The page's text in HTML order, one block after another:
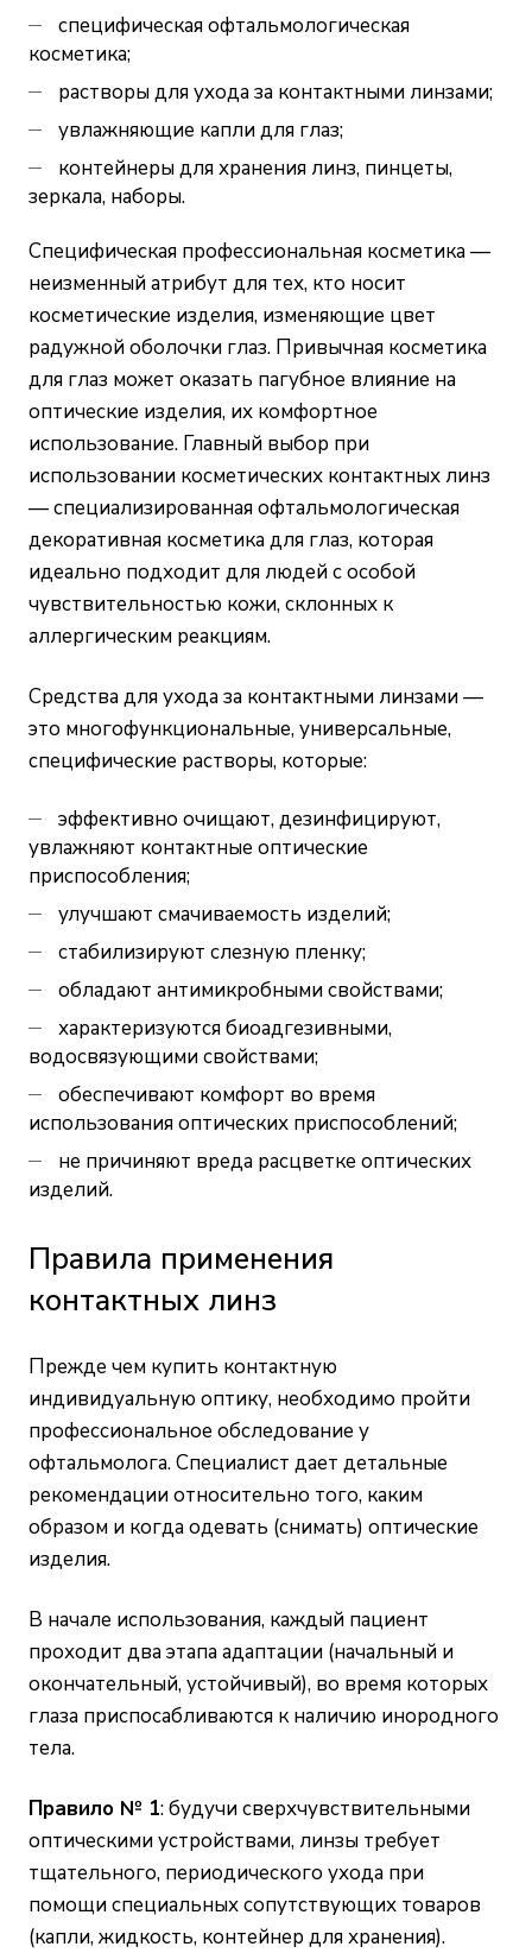
специфическая офтальмологическая
косметика;
растворы для ухода за контактными линзами;
увлажняющие капли для глаз;
контейнеры для хранения линз, пинцеты,
зеркала, наборы.
Специфическая профессиональная косметика —
неизменный атрибут для тех, кто носит
косметические изделия, изменяющие цвет
радужной оболочки глаз. Привычная косметика
для глаз может оказать пагубное влияние на
оптические изделия, их комфортное
использование. Главный выбор при
использовании косметических контактных линз
— специализированная офтальмологическая
декоративная косметика для глаз, которая
идеально подходит для людей с особой
чувствительностью кожи, склонных к
аллергическим реакциям.
Средства для ухода за контактными линзами —
это многофункциональные, универсальные,
специфические растворы, которые:
эффективно очищают, дезинфицируют,
увлажняют контактные оптические
приспособления;
улучшают смачиваемость изделий;
стабилизируют слезную пленку;
обладают антимикробными свойствами;
характеризуются биоадгезивными,
водосвязующими свойствами;
обеспечивают комфорт во время
использования оптических приспособлений;
не причиняют вреда расцветке оптических
изделий.
Правила применения
контактных линз
Прежде чем купить контактную
индивидуальную оптику, необходимо пройти
профессиональное обследование у
офтальмолога. Специалист дает детальные
рекомендации относительно того, каким
образом и когда одевать (снимать) оптические
изделия.
В начале использования, каждый пациент
проходит два этапа адаптации (начальный и
окончательный, устойчивый), во время которых
глаза приспосабливаются к наличию инородного
тела.
Правило № 1: будучи сверхчувствительными
оптическими устройствами, линзы требует
тщательного, периодического ухода при
помощи специальных сопутствующих товаров
(капли, жидкость, контейнер для хранения).